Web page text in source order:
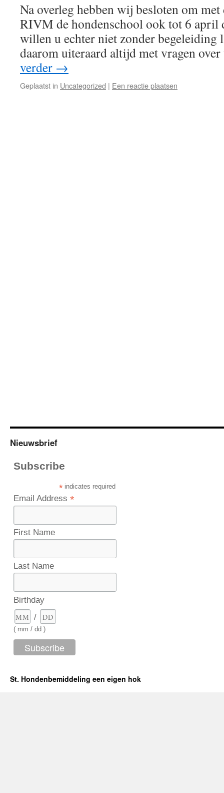
Na overleg hebben wij besloten om met
RIVM de hondenschool ook tot 6 april
willen u echter niet zonder begeleiding
daarom uiteraard altijd met vragen
verder →
Geplaatst in Uncategorized | Een reactie plaatsen
Nieuwsbrief
Subscribe
* indicates required
Email Address *
First Name
Last Name
Birthday
/
( mm / dd )
St. Hondenbemiddeling een eigen hok